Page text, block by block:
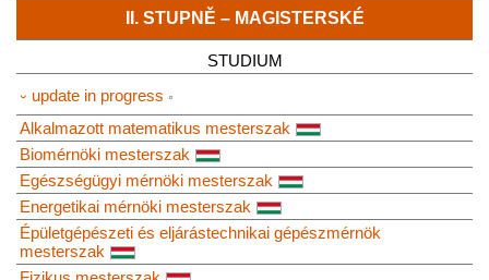
II. STUPNĚ – MAGISTERSKÉ
STUDIUM
⏑ update in progress
Alkalmazott matematikus mesterszak
Biomérnöki mesterszak
Egészségügyi mérnöki mesterszak
Energetikai mérnöki mesterszak
Épületgépészeti és eljárástechnikai gépészmérnök
mesterszak